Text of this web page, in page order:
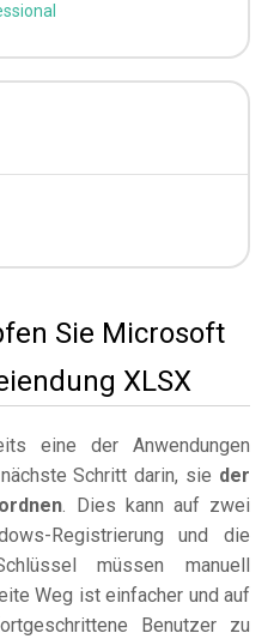
Sie Microsoft
XLSX
eine der Anwendungen
Schritt darin, sie der
. Dies kann auf zwei
Registrierung und die
müssen manuell
Weg ist einfacher und auf
Benutzer zu